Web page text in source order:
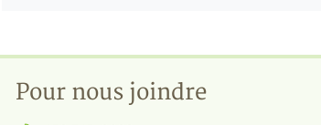
Pour nous joindre